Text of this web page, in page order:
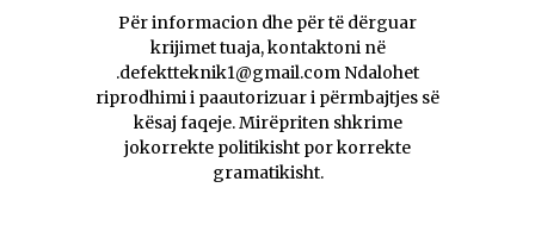
Për informacion dhe për të dërguar
krijimet tuaja, kontaktoni në
.defektteknik1@gmail.com Ndalohet
riprodhimi i paautorizuar i përmbajtjes së
kësaj faqeje. Mirëpriten shkrime
jokorrekte politikisht por korrekte
gramatikisht.